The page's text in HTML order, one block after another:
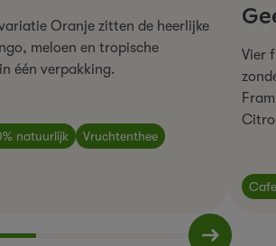
Oranje zitten de heerlijke
meloen en tropische
één verpakking.
natuurlijk Vruchtenthee
Vier